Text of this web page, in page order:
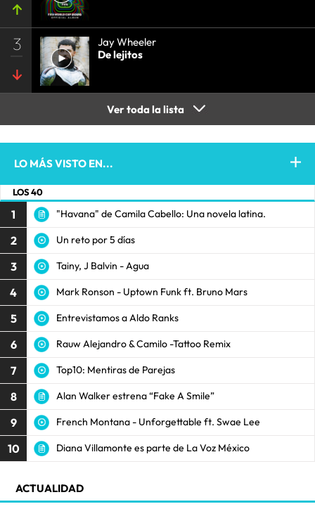
3
Jay Wheeler
De lejitos
Ver toda la lista
LO MÁS VISTO EN...
LOS 40
1 "Havana" de Camila Cabello: Una novela latina.
2 Un reto por 5 días
3 Tainy, J Balvin - Agua
4 Mark Ronson - Uptown Funk ft. Bruno Mars
5 Entrevistamos a Aldo Ranks
6 Rauw Alejandro & Camilo -Tattoo Remix
7 Top10: Mentiras de Parejas
8 Alan Walker estrena “Fake A Smile”
9 French Montana - Unforgettable ft. Swae Lee
10 Diana Villamonte es parte de La Voz México
ACTUALIDAD